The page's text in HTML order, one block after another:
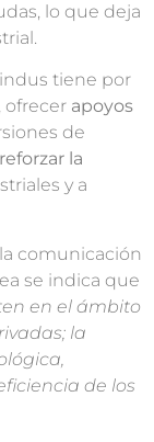
lo que deja
tiene por
ofrecer apoyos
de
la
y a
comunicación
se indica que
en el ámbito
la
de los